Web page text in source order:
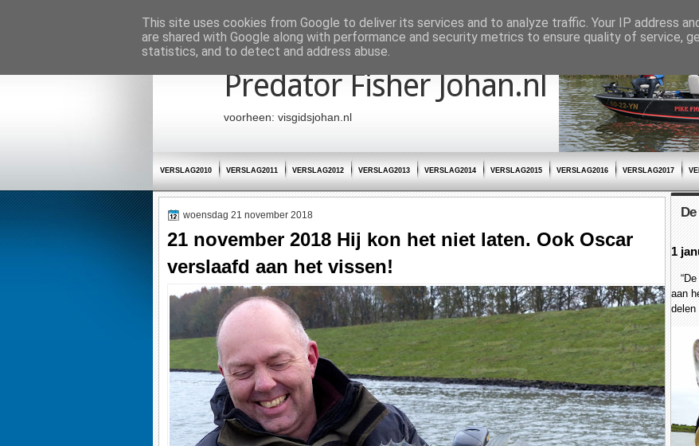
Startpagina
Predator Fisher Johan.nl
voorheen: visgidsjohan.nl
VERSLAG2010 VERSLAG2011 VERSLAG2012 VERSLAG2013 VERSLAG2014 VERSLAG2015 VERSLAG2016 VERSLAG2017
woensdag 21 november 2018
21 november 2018 Hij kon het niet laten. Ook Oscar
verslaafd aan het vissen!
1
“De
aan
delen
This site uses cookies from Google to deliver its services and to analyze traffic. Your IP address
are shared with Google along with performance and security metrics to ensure quality of service,
statistics, and to detect and address abuse.